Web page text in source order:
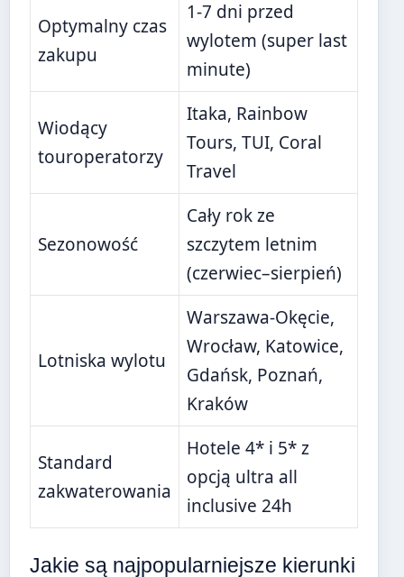
Optymalny czas
zakupu
1-7 dni przed
wylotem (super last
minute)
Wiodący
touroperatorzy
Itaka, Rainbow
Tours, TUI, Coral
Travel
Sezonowość
Cały rok ze
szczytem letnim
(czerwiec–sierpień)
Lotniska wylotu
Warszawa-Okęcie,
Wrocław, Katowice,
Gdańsk, Poznań,
Kraków
Standard
zakwaterowania
Hotele 4* i 5* z
opcją ultra all
inclusive 24h
Jakie są najpopularniejsze kierunki